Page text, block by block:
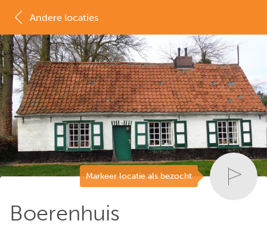
Markeer locatie als bezocht
Boerenhuis
Andere locaties
MAP LIJST